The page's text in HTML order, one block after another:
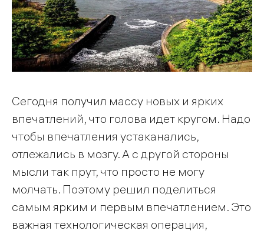
Сегодня получил массу новых и ярких
впечатлений, что голова идет кругом. Надо
чтобы впечатления устаканались,
отлежались в мозгу. А с другой стороны
мысли так прут, что просто не могу
молчать. Поэтому решил поделиться
самым ярким и первым впечатлением. Это
важная технологическая операция,